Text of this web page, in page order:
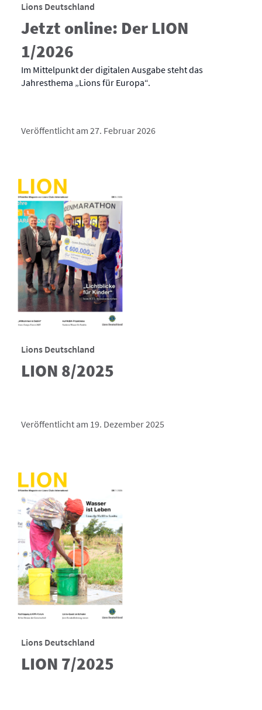
Lions Deutschland
Jetzt online: Der LION
1/2026
Im Mittelpunkt der digitalen Ausgabe steht das
Jahresthema „Lions für Europa“.
Veröffentlicht am 27. Februar 2026
Lions Deutschland
LION 8/2025
Veröffentlicht am 19. Dezember 2025
Lions Deutschland
LION 7/2025